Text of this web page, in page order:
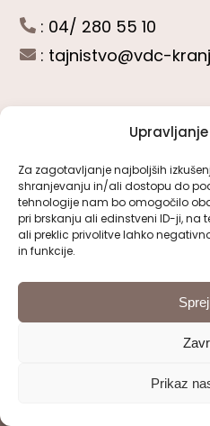
Za zagotavljanje najboljših
shranjevanju in/ali dostopu do
tehnologije nam bo omogočilo
pri brskanju ali edinstveni ID-ji, na
ali preklic privolitve lahko
in funkcije.
Prikaz
: 04/ 280 55 10
: tajnistvo@vdc-
Toggle
Navigation
Predstavitev VDC Kranj
Pomembni obrazci
SLEDITE NAM